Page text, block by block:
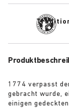
1774 verpasst
gebracht wurde,
einigen